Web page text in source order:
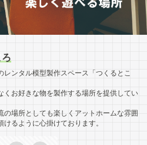
レンタル模型製作スペース「つくるとこ
くお好きな物を製作する場所を提供してい
の場所としても楽しくアットホームな雰囲
けるように心掛けております。